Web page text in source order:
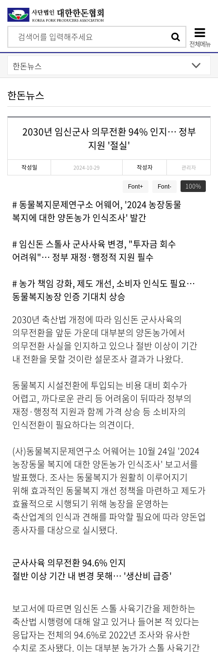
색
전체메뉴
상
단
모
바
일
한돈뉴스
상
세
로
제
작
성
작
성
자
파
일
내
용
공
합
니
2030년 임신군사 의무전환 94% 인지… 정부
지원 '절실'
작성일 2024-10-29 작성자 관리자
100
Font+ Font-
# 동물복지문제연구소 어웨어, '2024 농장동물
복지에 대한 양돈농가 인식조사' 발간
# 임신돈 스톨사 군사사육 변경, "투자금 회수
어려워"… 정부 재정·행정적 지원 필수
# 농가 책임 강화, 제도 개선, 소비자 인식도 필요…
동물복지농장 인증 기대치 상승
2030년 축산법 개정에 따라 임신돈 군사사육의
의무전환을 앞둔 가운데 대부분의 양돈농가에서
의무전환 사실을 인지하고 있으나 절반 이상이 기간
내 전환을 못할 것이란 설문조사 결과가 나왔다.
동물복지 시설전환에 투입되는 비용 대비 회수가
어렵고, 까다로운 관리 등 어려움이 뒤따라 정부의
재정·행정적 지원과 함께 가격 상승 등 소비자의
인식전환이 필요하다는 의견이다.
(사)동물복지문제연구소 어웨어는 10월 24일 '2024
농장동물 복지에 대한 양돈농가 인식조사' 보고서를
발표했다. 조사는 동물복지가 원활히 이루어지기
위해 효과적인 동물복지 개선 정책을 마련하고 제도가
효율적으로 시행되기 위해 농장을 운영하는
축산업계의 인식과 견해를 파악할 필요에 따라 양돈업
종사자를 대상으로 실시됐다.
군사사육 의무전환 94.6% 인지
절반 이상 기간 내 변경 못해… '생산비 급증'
보고서에 따르면 임신돈 스톨 사육기간을 제한하는
축산법 시행령에 대해 알고 있거나 들어본 적 있다는
응답자는 전체의 94.6%로 2022년 조사와 유사한
수치로 조사됐다. 이는 대부분 농가가 스톨 사육기간